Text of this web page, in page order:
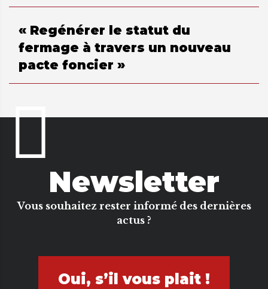
« Regénérer le statut du
fermage à travers un nouveau
pacte foncier »
Newsletter
Vous souhaitez rester informé des dernières
actus ?
Oui, s’il vous plait !